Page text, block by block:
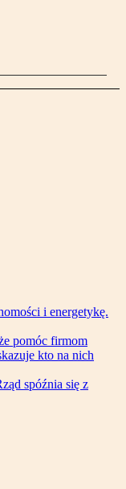
i energetykę.
pomóc firmom
kto na nich
spóźnia się z